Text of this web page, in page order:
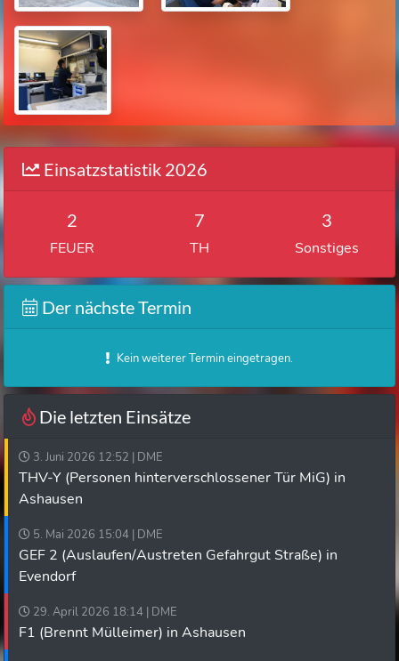
Einsatzstatistik 2026
2
FEUER
7
TH
3
Sonstiges
Der nächste Termin
Kein weiterer Termin eingetragen.
Die letzten Einsätze
3. Juni 2026 12:52 | DME
THV-Y (Personen hinterverschlossener Tür MiG) in
Ashausen
5. Mai 2026 15:04 | DME
GEF 2 (Auslaufen/Austreten Gefahrgut Straße) in
Evendorf
29. April 2026 18:14 | DME
F1 (Brennt Mülleimer) in Ashausen